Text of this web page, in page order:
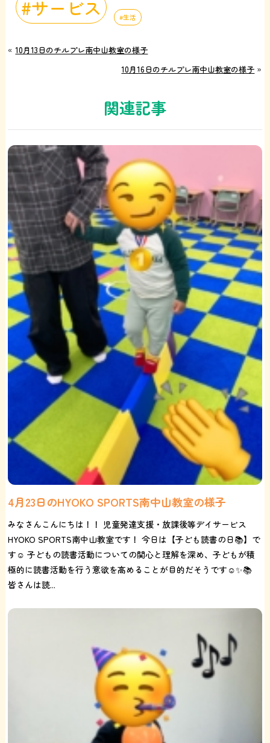
サービス 生活
«10月13日のチルプレ南中山教室の様子
10月16日のチルプレ南中山教室の様子 »
関連記事
4月23日のHYOKO SPORTS南中山教室の様子
みなさんこんにちは！！ 児童発達支援・放課後等デイサービス
HYOKO SPORTS南中山教室です！ 今日は【子ども読書の日📚】で
す☺️ 子どもの読書活動についての関心と理解を深め、子どもが積
極的に読書活動を行う意欲を高めることが目的だそうです☺️✨📚
皆さんは読...